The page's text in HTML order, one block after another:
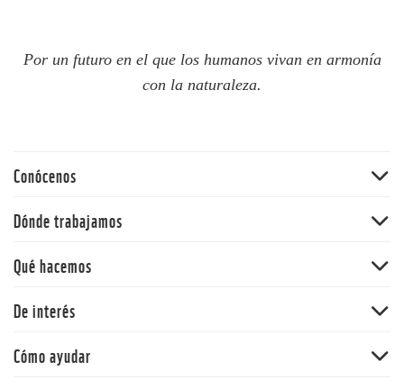
Por un futuro en el que los humanos vivan en armonía
con la naturaleza.
Conócenos
60 aniversario
Nuestras políticas
Dónde trabajamos
Andes
Orinoquia
Qué hacemos
Cambio climático y energía
De interés
Y la Naturaleza qué
Cómo ayudar